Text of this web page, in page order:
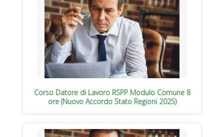
Corso Datore di Lavoro RSPP Modulo Comune 8
ore (Nuovo Accordo Stato Regioni 2025)